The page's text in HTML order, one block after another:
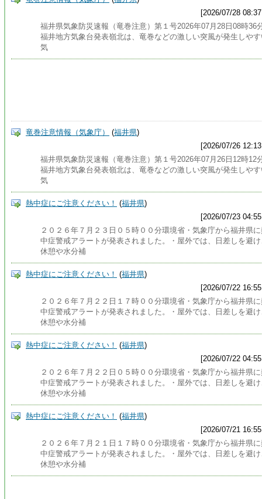
[2026/07/28
福井県気象防災速報（竜巻注意）第１号2026年07月28日08時36
福井地方気象台発表嶺北は、竜巻などの激しい突風が発生しや
気
竜巻注意情報（気象庁） (福井県)
[2026/07/26
福井県気象防災速報（竜巻注意）第１号2026年07月26日12時12
福井地方気象台発表嶺北は、竜巻などの激しい突風が発生しや
気
熱中症にご注意ください！ (福井県)
[2026/07/23
２０２６年７月２３日０５時００分環境省・気象庁から福井県
中症警戒アラートが発表されました。・屋外では、日差しを避
休憩や水分補
熱中症にご注意ください！ (福井県)
[2026/07/22
２０２６年７月２２日１７時００分環境省・気象庁から福井県
中症警戒アラートが発表されました。・屋外では、日差しを避
休憩や水分補
熱中症にご注意ください！ (福井県)
[2026/07/22
２０２６年７月２２日０５時００分環境省・気象庁から福井県
中症警戒アラートが発表されました。・屋外では、日差しを避
休憩や水分補
熱中症にご注意ください！ (福井県)
[2026/07/21
２０２６年７月２１日１７時００分環境省・気象庁から福井県
中症警戒アラートが発表されました。・屋外では、日差しを避
休憩や水分補